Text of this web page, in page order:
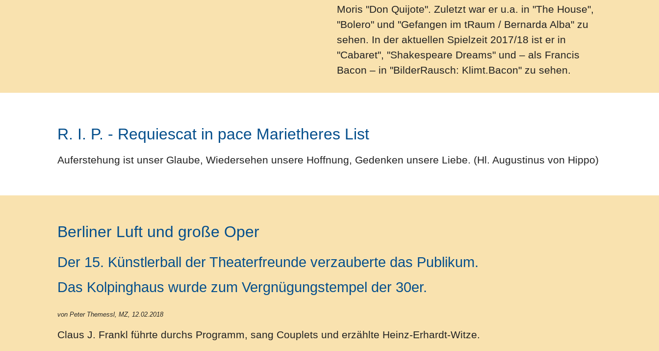
Moris "Don Quijote". Zuletzt war er u.a. in "The House",
"Bolero" und "Gefangen im tRaum / Bernarda Alba" zu
sehen. In der aktuellen Spielzeit 2017/18 ist er in
"Cabaret", "Shakespeare Dreams" und – als Francis
Bacon – in "BilderRausch: Klimt.Bacon" zu sehen.
R. I. P. - Requiescat in pace Marietheres List
Auferstehung ist unser Glaube, Wiedersehen unsere Hoffnung, Gedenken unsere Liebe. (Hl. Augustinus von Hippo)
Berliner Luft und große Oper
Der 15. Künstlerball der Theaterfreunde verzauberte das Publikum.
Das Kolpinghaus wurde zum Vergnügungstempel der 30er.
von Peter Themessl, MZ, 12.02.2018
Claus J. Frankl führte durchs Programm, sang Couplets und erzählte Heinz-Erhardt-Witze.